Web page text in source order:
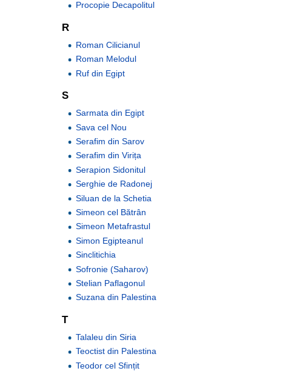
Procopie Decapolitul
R
Roman Cilicianul
Roman Melodul
Ruf din Egipt
S
Sarmata din Egipt
Sava cel Nou
Serafim din Sarov
Serafim din Virița
Serapion Sidonitul
Serghie de Radonej
Siluan de la Schetia
Simeon cel Bătrân
Simeon Metafrastul
Simon Egipteanul
Sinclitichia
Sofronie (Saharov)
Stelian Paflagonul
Suzana din Palestina
T
Talaleu din Siria
Teoctist din Palestina
Teodor cel Sfințit